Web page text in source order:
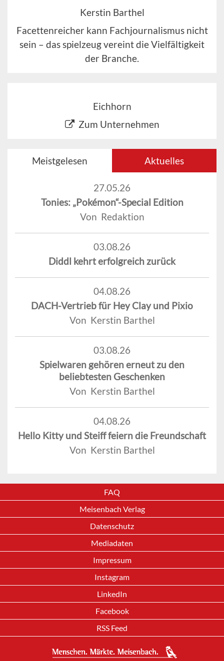
Kerstin Barthel
Facettenreicher kann Fachjournalismus nicht
sein – das spielzeug vereint die Vielfältigkeit
der Branche.
Eichhorn
Zum Unternehmen
Meistgelesen Aktuelles
27.05.26
Tonies: „Pokémon“-Special Edition
Von Redaktion
03.08.26
Diddl kehrt erfolgreich zurück
04.08.26
DACH-Vertrieb für Hey Clay und Pixio
Von Kerstin Barthel
03.08.26
Spielwaren gehören erneut zu den
beliebtesten Geschenken
Von Kerstin Barthel
04.08.26
Hello Kitty und Steiff feiern die Freundschaft
Von Kerstin Barthel
FAQ
Meisenbach Verlag
Datenschutz
Mediadaten
Impressum
Instagram
LinkedIn
Facebook
RSS Feed